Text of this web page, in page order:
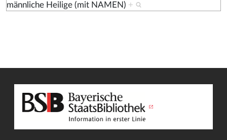
männliche Heilige (mit NAMEN) +